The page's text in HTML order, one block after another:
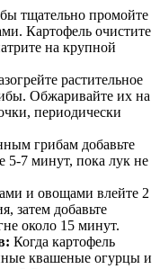
тщательно промойте
Картофель очистите
на крупной
растительное
Обжаривайте их на
периодически
грибам добавьте
5-7 минут, пока лук не
и овощами влейте 2
затем добавьте
около 15 минут.
Когда картофель
квашеные огурцы и